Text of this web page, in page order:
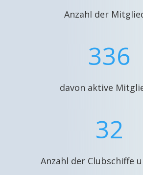
Anzahl der
336
davon aktive
32
Anzahl der Clubschiffe